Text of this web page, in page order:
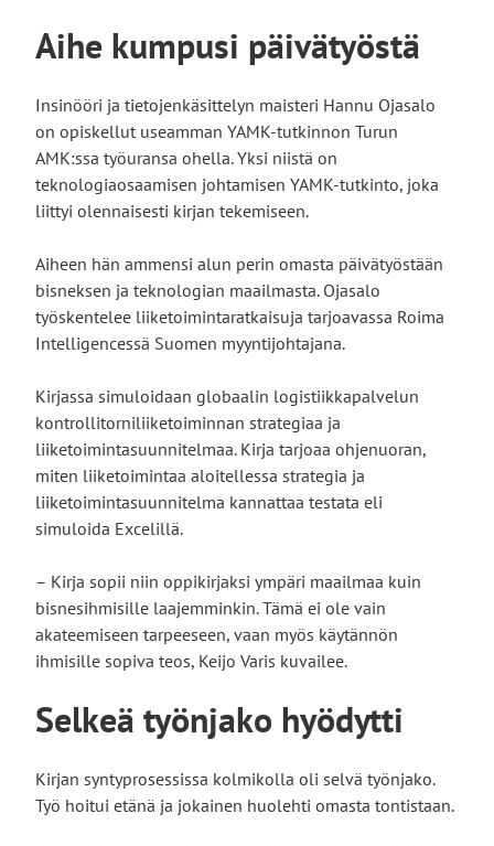
Aihe kumpusi päivätyöstä
Insinööri ja tietojenkäsittelyn maisteri Hannu Ojasalo
on opiskellut useamman YAMK-tutkinnon Turun
AMK:ssa työuransa ohella. Yksi niistä on
teknologiaosaamisen johtamisen YAMK-tutkinto, joka
liittyi olennaisesti kirjan tekemiseen.
Aiheen hän ammensi alun perin omasta päivätyöstään
bisneksen ja teknologian maailmasta. Ojasalo
työskentelee liiketoimintaratkaisuja tarjoavassa Roima
Intelligencessä Suomen myyntijohtajana.
Kirjassa simuloidaan globaalin logistiikkapalvelun
kontrollitorniliiketoiminnan strategiaa ja
liiketoimintasuunnitelmaa. Kirja tarjoaa ohjenuoran,
miten liiketoimintaa aloitellessa strategia ja
liiketoimintasuunnitelma kannattaa testata eli
simuloida Excelillä.
– Kirja sopii niin oppikirjaksi ympäri maailmaa kuin
bisnesihmisille laajemminkin. Tämä ei ole vain
akateemiseen tarpeeseen, vaan myös käytännön
ihmisille sopiva teos, Keijo Varis kuvailee.
Selkeä työnjako hyödytti
Kirjan syntyprosessissa kolmikolla oli selvä työnjako.
Työ hoitui etänä ja jokainen huolehti omasta tontistaan.